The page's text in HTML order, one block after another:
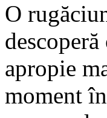
O
apropie
moment